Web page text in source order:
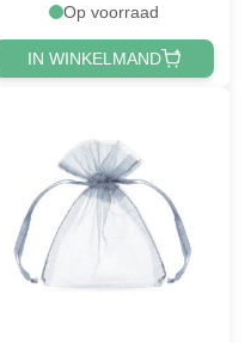
Op voorraad
IN WINKELMAND